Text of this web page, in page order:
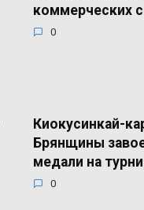
коммерческих
0
Киокусинкай-
Брянщины
медали на
0